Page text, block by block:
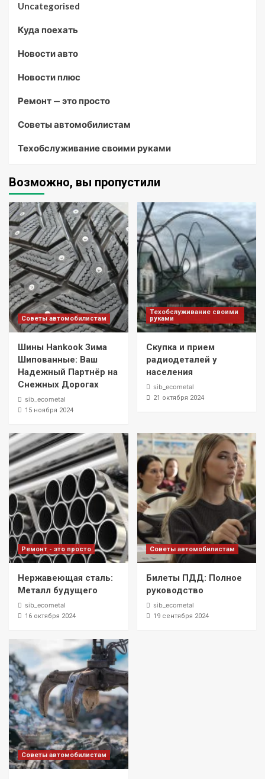
Uncategorised
Куда поехать
Новости авто
Новости плюс
Ремонт — это просто
Советы автомобилистам
Техобслуживание своими руками
Возможно, вы пропустили
Советы автомобилистам
Шины Hankook Зима
Шипованные: Ваш
Надежный Партнёр на
Снежных Дорогах
sib_ecometal
15 ноября 2024
Техобслуживание своими
руками
Скупка и прием
радиодеталей у
населения
sib_ecometal
21 октября 2024
Ремонт - это просто
Нержавеющая сталь:
Металл будущего
sib_ecometal
16 октября 2024
Советы автомобилистам
Билеты ПДД: Полное
руководство
sib_ecometal
19 сентября 2024
Советы автомобилистам